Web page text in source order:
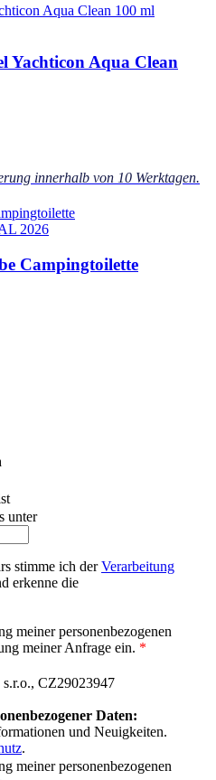
Yachticon Aqua Clean
innerhalb von 10 Werktagen.
2026
Campingtoilette
unter
stimme ich derVerarbeitung
erkenne die
meiner personenbezogenen
meiner Anfrage ein. *
CZ29023947
Daten:
und Neuigkeiten.
.
meiner personenbezogenen